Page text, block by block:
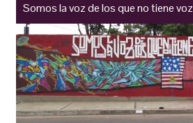
Somos la voz de los que no tiene voz